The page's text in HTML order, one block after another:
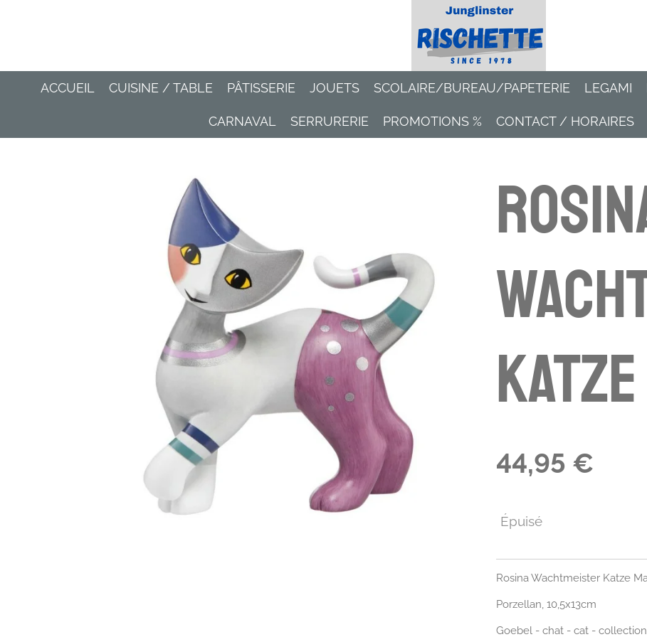
ACCUEIL CUISINE / TABLE PÂTISSERIE JOUETS SCOLAIRE/BUREAU/PAPETERIE LEGAMI
CARNAVAL SERRURERIE PROMOTIONS % CONTACT / HORAIRES
Katze
44,95 €
Épuisé
Rosina Wachtmeister Katze
Porzellan, 10,5x13cm
Goebel - chat - cat - collection